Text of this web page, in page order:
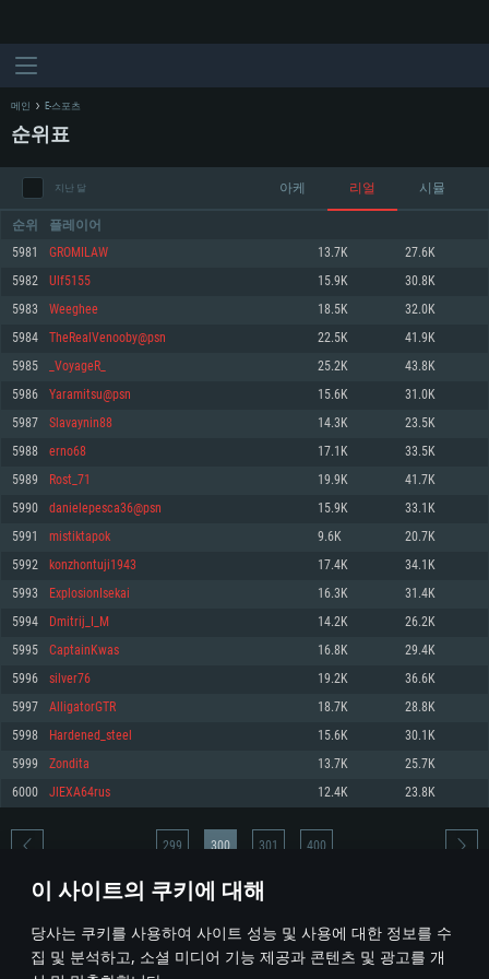
이 사이트의 쿠키에 대해
당사는 쿠키를 사용하여 사이트 성능 및 사용에 대한 정보를 수
집 및 분석하고, 소셜 미디어 기능 제공과 콘텐츠 및 광고를 개
시스템 요구사항
최소사양
운영체제: Windows 10 (64 bit)
프로세서: 2.2 GHz 듀얼코어 이상
메모리: 4GB
그래픽 카드: DirectX 11 이상을 지원하는 AMD Radeon 77XX / NVIDIA
GeForce GT 660. 최소 사양 해상도: 720p
네트워크: 브로드밴드 인터넷
여유 저장 공간: 22.1 GB (최소 클라이언트)
권장 사양
570 혹은 그 이상
여유 저장 공간: 62.2 GB (전체 클라이언트)
최소사양
운영체제: Mac OS Big Sur 11.0
프로세서: 최소 2.2 GHz의 Core i5 (Intel Xeon 은 지원하지 않습니다)
메모리: 6 GB
그래픽 카드: Metal 을 지원하는 Intel Iris Pro 5200 (Mac), 혹은 이와 비슷한 성
능을 가지는 Mac 버전의 AMD/Nvidia. 최소 해상도: 720p
네트워크: 브로드밴드 인터넷
여유 저장 공간: 22.1 GB (최소 클라이언트)
권장 사양
네트워크: 브로드밴드 인터넷
여유 저장 공간: 62.2 GB (전체 클라이언트)
최소사양
운영체제: 64bit Linux 중 최신 버전
프로세서: 2.4 GHz 듀얼코어
메모리: 4 GB
그래픽 카드: Vulkan 을 지원하고, 최신 그래픽 드라이버를 지원하는 NVIDIA
660 (6개월 미만) 혹은 그와 동급의 성능을 가지며 최신 그래픽 드라이버를 지
원하는 AMD (6개월 미만; 최소사양 지원 해상도 720p)
네트워크: 브로드밴드 인터넷
여유 저장 공간: 22.1 GB (최소 클라이언트)
권장 사양
운영체제: Ubuntu 20.04 64bit
프로세서: Intel Core i7
메모리: 16 GB
그래픽 카드: Vulkan 을 지원하고, 최신 그래픽 드라이버를 지원하는 NVIDIA
1060 (6개월 미만) 혹은 그와 동급의 성능을 가지며 최신 그래픽 드라이버를
지원하는 AMD RX 570 (6개월 미만; 최소사양 지원 해상도 720p) 이상
여유 저장 공간: 62.2 GB (전체 클라이언트)
메인 E-스포츠
순위표
지난 달 아케 리얼 시뮬
순위 플레이어
5981 GROMILAW 13.7K 27.6K
5982 Ulf5155 15.9K 30.8K
5983 Weeghee 18.5K 32.0K
5984 TheRealVenooby@psn 22.5K 41.9K
5985 _VoyageR_ 25.2K 43.8K
5986 Yaramitsu@psn 15.6K 31.0K
5987 Slavaynin88 14.3K 23.5K
5988 erno68 17.1K 33.5K
5989 Rost_71 19.9K 41.7K
5990 danielepesca36@psn 15.9K 33.1K
5991 mistiktapok 9.6K 20.7K
5992 konzhontuji1943 17.4K 34.1K
5993 ExplosionIsekai 16.3K 31.4K
5994 Dmitrij_I_M 14.2K 26.2K
5995 CaptainKwas 16.8K 29.4K
5996 silver76 19.2K 36.6K
5997 AlligatorGTR 18.7K 28.8K
5998 Hardened_steel 15.6K 30.1K
5999 Zondita 13.7K 25.7K
6000 JlEXA64rus 12.4K 23.8K
* 순위표는 매일 1회 갱신됩니다
299 300 301 400